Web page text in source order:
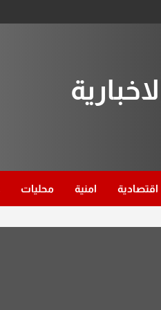
اقتصادية امنية محليات